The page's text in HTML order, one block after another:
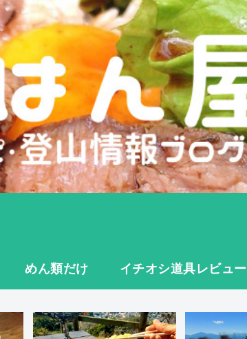
めん類だけ イチオシ道具レビュー